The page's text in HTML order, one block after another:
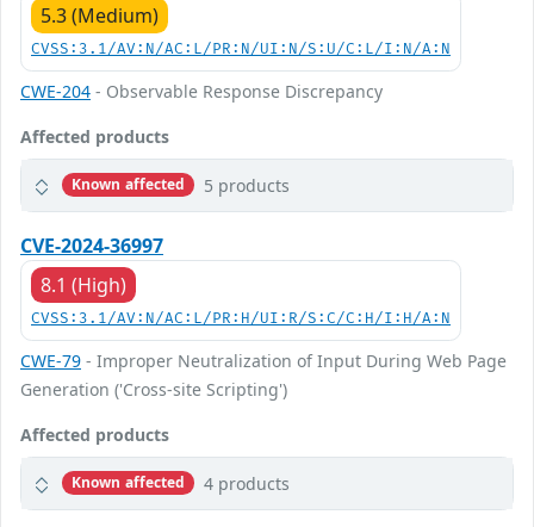
5.3 (Medium)
CVSS:3.1/AV:N/AC:L/PR:N/UI:N/S:U/C:L/I:N/A:N
CWE-204 - Observable Response Discrepancy
Affected products
Known affected 5 products
CVE-2024-36997
8.1 (High)
CVSS:3.1/AV:N/AC:L/PR:H/UI:R/S:C/C:H/I:H/A:N
CWE-79 - Improper Neutralization of Input During Web Page
Generation ('Cross-site Scripting')
Affected products
Known affected 4 products